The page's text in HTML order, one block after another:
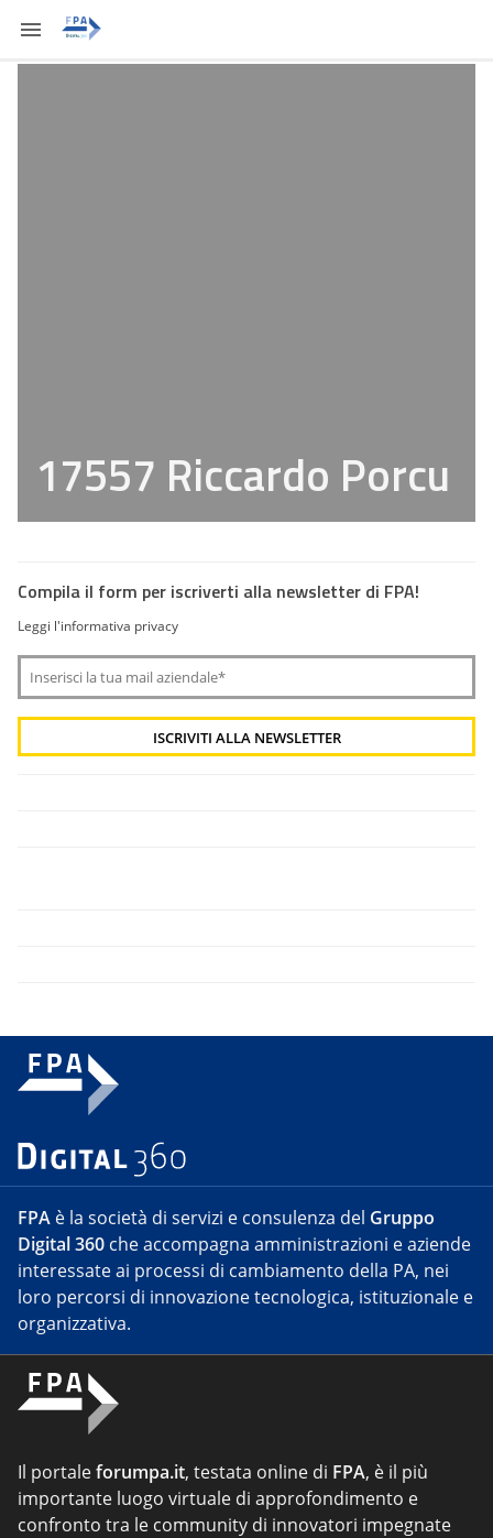
17557 Riccardo Porcu
Compila il form per iscriverti alla newsletter di FPA!
Leggi l'informativa privacy
FPA è la società di servizi e consulenza del Gruppo
Digital 360 che accompagna amministrazioni e aziende
interessate ai processi di cambiamento della PA, nei
loro percorsi di innovazione tecnologica, istituzionale e
organizzativa.
Il portaleforumpa.it, testata online di FPA, è il più
importante luogo virtuale di approfondimento e
confronto tra le community di innovatori impegnate